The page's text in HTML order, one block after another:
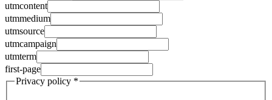
utmcontent
utmmedium
utmsource
utmcampaign
utmterm
first-page
Privacy policy *